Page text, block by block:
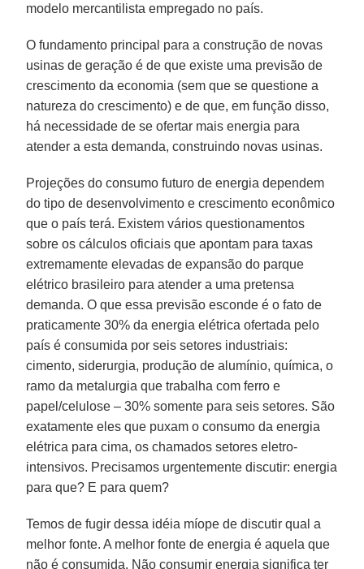
modelo mercantilista empregado no país.
O fundamento principal para a construção de novas
usinas de geração é de que existe uma previsão de
crescimento da economia (sem que se questione a
natureza do crescimento) e de que, em função disso,
há necessidade de se ofertar mais energia para
atender a esta demanda, construindo novas usinas.
Projeções do consumo futuro de energia dependem
do tipo de desenvolvimento e crescimento econômico
que o país terá. Existem vários questionamentos
sobre os cálculos oficiais que apontam para taxas
extremamente elevadas de expansão do parque
elétrico brasileiro para atender a uma pretensa
demanda. O que essa previsão esconde é o fato de
praticamente 30% da energia elétrica ofertada pelo
país é consumida por seis setores industriais:
cimento, siderurgia, produção de alumínio, química, o
ramo da metalurgia que trabalha com ferro e
papel/celulose – 30% somente para seis setores. São
exatamente eles que puxam o consumo da energia
elétrica para cima, os chamados setores eletro-
intensivos. Precisamos urgentemente discutir: energia
para que? E para quem?
Temos de fugir dessa idéia míope de discutir qual a
melhor fonte. A melhor fonte de energia é aquela que
não é consumida. Não consumir energia significa ter